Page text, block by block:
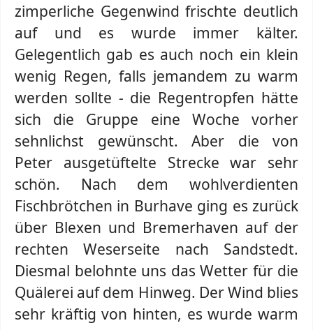
zimperliche Gegenwind frischte deutlich
auf und es wurde immer kälter.
Gelegentlich gab es auch noch ein klein
wenig Regen, falls jemandem zu warm
werden sollte - die Regentropfen hätte
sich die Gruppe eine Woche vorher
sehnlichst gewünscht. Aber die von
Peter ausgetüftelte Strecke war sehr
schön. Nach dem wohlverdienten
Fischbrötchen in Burhave ging es zurück
über Blexen und Bremerhaven auf der
rechten Weserseite nach Sandstedt.
Diesmal belohnte uns das Wetter für die
Quälerei auf dem Hinweg. Der Wind blies
sehr kräftig von hinten, es wurde warm